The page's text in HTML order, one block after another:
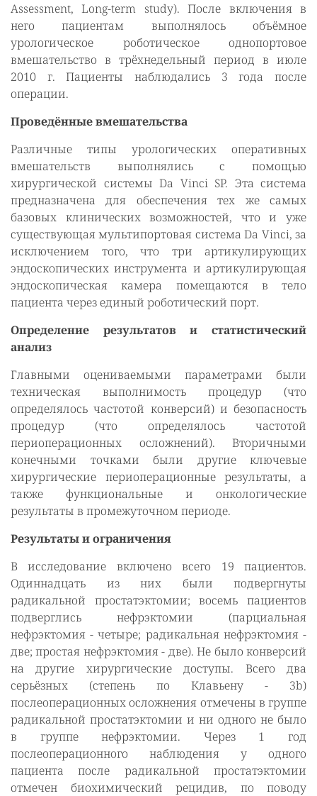
Assessment, Long-term study). После включения в
него пациентам выполнялось объёмное
урологическое роботическое однопортовое
вмешательство в трёхнедельный период в июле
2010 г. Пациенты наблюдались 3 года после
операции.
Проведённые вмешательства
Различные типы урологических оперативных
вмешательств выполнялись с помощью
хирургической системы Da Vinci SP. Эта система
предназначена для обеспечения тех же самых
базовых клинических возможностей, что и уже
существующая мультипортовая система Da Vinci, за
исключением того, что три артикулирующих
эндоскопических инструмента и артикулирующая
эндоскопическая камера помещаются в тело
пациента через единый роботический порт.
Определение результатов и статистический
анализ
Главными оцениваемыми параметрами были
техническая выполнимость процедур (что
определялось частотой конверсий) и безопасность
процедур (что определялось частотой
периоперационных осложнений). Вторичными
конечными точками были другие ключевые
хирургические периоперационные результаты, а
также функциональные и онкологические
результаты в промежуточном периоде.
Результаты и ограничения
В исследование включено всего 19 пациентов.
Одиннадцать из них были подвергнуты
радикальной простатэктомии; восемь пациентов
подверглись нефрэктомии (парциальная
нефрэктомия - четыре; радикальная нефрэктомия -
две; простая нефрэктомия - две). Не было конверсий
на другие хирургические доступы. Всего два
серьёзных (степень по Клавьену - 3b)
послеоперационных осложнения отмечены в группе
радикальной простатэктомии и ни одного не было
в группе нефрэктомии. Через 1 год
послеоперационного наблюдения у одного
пациента после радикальной простатэктомии
отмечен биохимический рецидив, по поводу